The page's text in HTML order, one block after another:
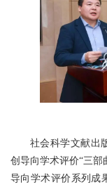
社会科学文献出
创导向学术评价“三部
导向学术评价系列成